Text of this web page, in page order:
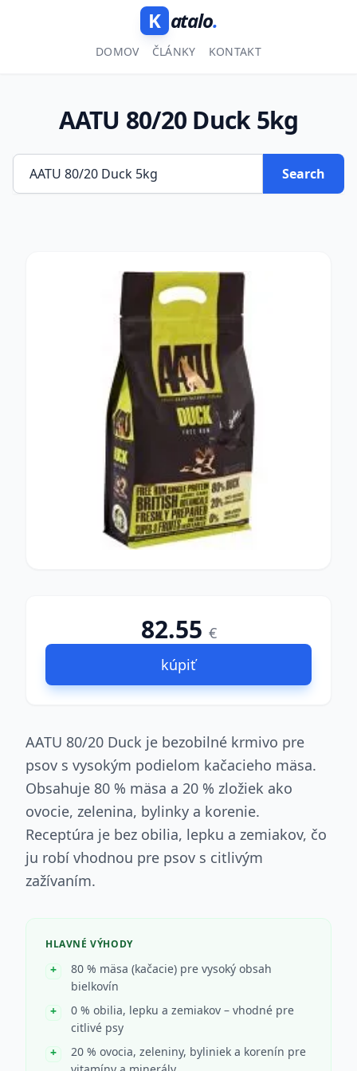
K atalo.
DOMOV ČLÁNKY KONTAKT
AATU 80/20 Duck 5kg
Search
82.55 €
kúpiť
AATU 80/20 Duck je bezobilné krmivo pre
psov s vysokým podielom kačacieho mäsa.
Obsahuje 80 % mäsa a 20 % zložiek ako
ovocie, zelenina, bylinky a korenie.
Receptúra je bez obilia, lepku a zemiakov, čo
ju robí vhodnou pre psov s citlivým
zažívaním.
HLAVNÉ VÝHODY
80 % mäsa (kačacie) pre vysoký obsah
bielkovín
0 % obilia, lepku a zemiakov – vhodné pre
citlivé psy
20 % ovocia, zeleniny, byliniek a korenín pre